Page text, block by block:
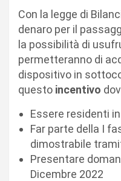
Con la legge di
denaro per il
la possibilità di
permetteranno di
dispositivo in
questo incentivo
Essere residenti
Far parte della I
dimostrabile
Presentare
Dicembre 2022